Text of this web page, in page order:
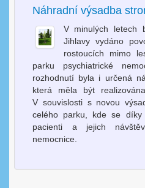
Náhradní výsadba
V minulých letech
Jihlavy vydáno
rostoucích mimo
parku psychiatrické
rozhodnutí byla i určená
která měla být
V souvislosti s novou
celého parku, kde se
pacienti a jejich
nemocnice.